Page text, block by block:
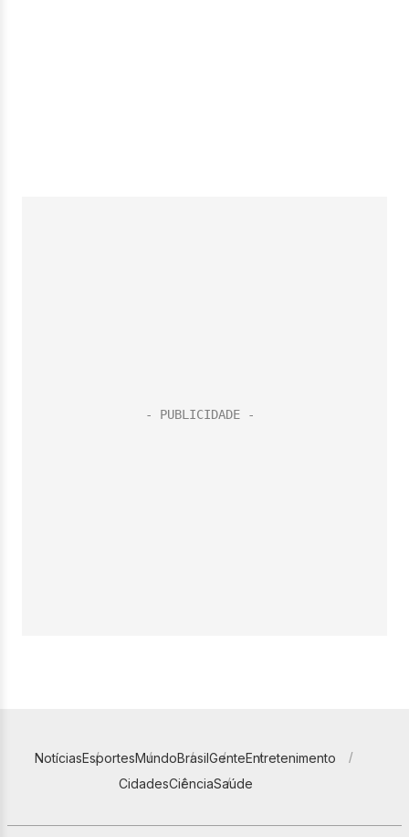
NotíciasEsportesMundoBrasilGenteEntretenimento
CidadesCiênciaSaúde